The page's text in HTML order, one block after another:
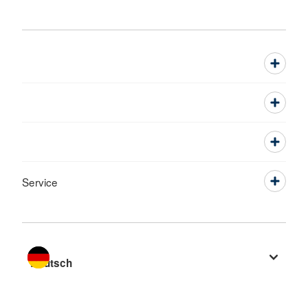
Service
Sprache wechseln zu